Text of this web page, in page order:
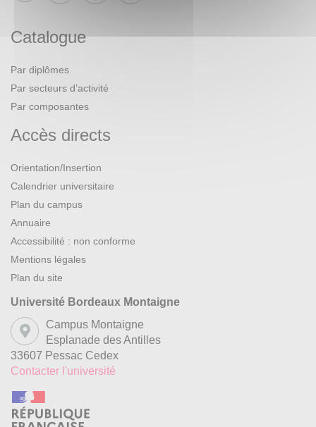
Catalogue
Par diplômes
Par secteurs d’activité
Par composantes
Accès directs
Orientation/Insertion
Calendrier universitaire
Plan du campus
Annuaire
Accessibilité : non conforme
Mentions légales
Plan du site
Université Bordeaux Montaigne
Campus Montaigne
Esplanade des Antilles
33607 Pessac Cedex
Contacter l'université